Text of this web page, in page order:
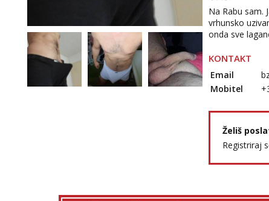
Na Rabu sam.
vrhunsko
onda sve
KONTAKT
Email
Mobitel
Želiš
Registriraj